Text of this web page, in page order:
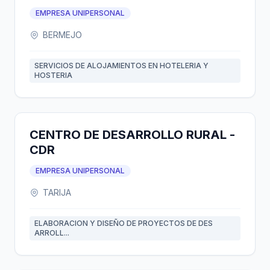
EMPRESA UNIPERSONAL
BERMEJO
SERVICIOS DE ALOJAMIENTOS EN HOTELERIA Y
HOSTERIA
CENTRO DE DESARROLLO RURAL -
CDR
EMPRESA UNIPERSONAL
TARIJA
ELABORACION Y DISEÑO DE PROYECTOS DE DES
ARROLL...